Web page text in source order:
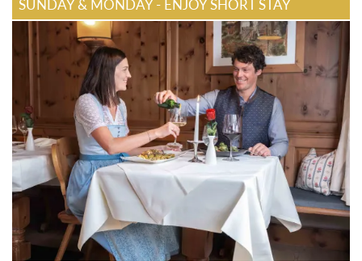
SUNDAY & MONDAY - ENJOY SHORT STAY